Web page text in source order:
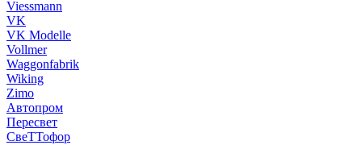
Viessmann
VK
VK Modelle
Vollmer
Waggonfabrik
Wiking
Zimo
Автопром
Пересвет
СвеТТофор